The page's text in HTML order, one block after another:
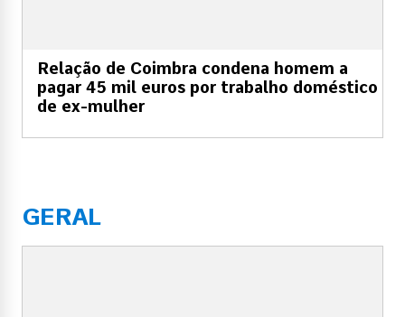
Relação de Coimbra condena homem a
pagar 45 mil euros por trabalho doméstico
de ex-mulher
GERAL